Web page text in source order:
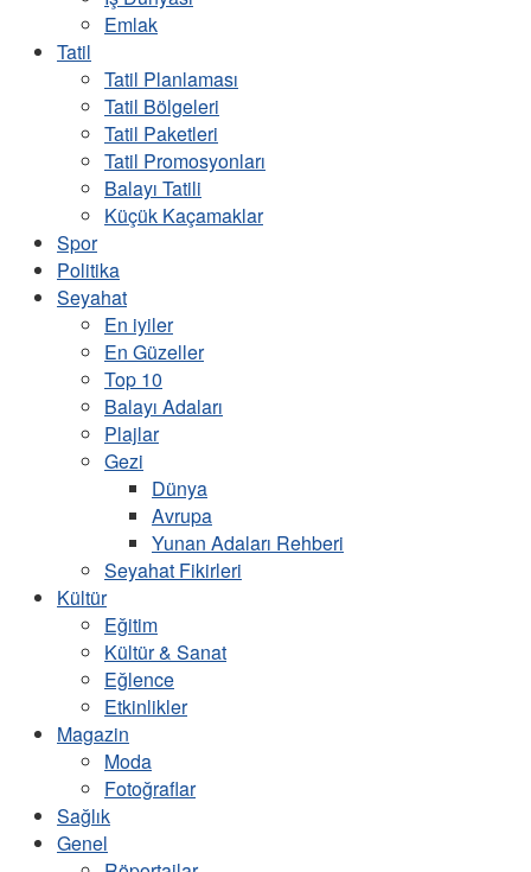
Emlak
Tatil
Tatil Planlaması
Tatil Bölgeleri
Tatil Paketleri
Tatil Promosyonları
Balayı Tatili
Küçük Kaçamaklar
Spor
Politika
Seyahat
En iyiler
En Güzeller
Top 10
Balayı Adaları
Plajlar
Gezi
Dünya
Avrupa
Yunan Adaları Rehberi
Seyahat Fikirleri
Kültür
Eğitim
Kültür & Sanat
Eğlence
Etkinlikler
Magazin
Moda
Fotoğraflar
Sağlık
Genel